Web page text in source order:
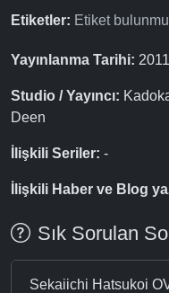
Etiketler: Etiket
Yayınlanma Tarihi:
Studio / Yayıncı:
Deen
İlişkili Seriler: -
İlişkili Haber ve Blog
Sık Sorulan
Sekaiichi Hatsukoi